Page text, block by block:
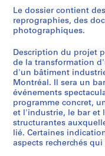
-
1
9
7
AP066.S1
S
e
r
i
e
Le dossier contient
reprographies, des
photographiques.
Description du projet
de la transformation
d'un bâtiment
Montréal. Il sera un
événements
programme concret,
et l'industrie, le bar et
structurantes
lié. Certaines
aspects recherchés